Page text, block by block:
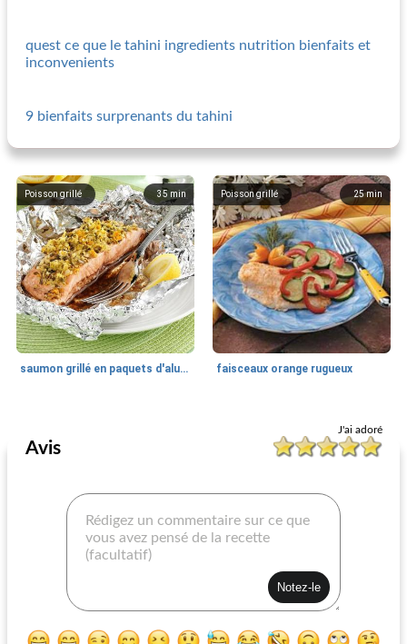
quest ce que le tahini ingredients nutrition bienfaits et
inconvenients
9 bienfaits surprenants du tahini
35 min
Poisson grillé
saumon grillé en paquets d'aluminium
25min
Poisson grillé
faisceaux orange rugueux
brochettes d'espadon épicées saumon glacé à la framboise
J'ai adoré
Avis